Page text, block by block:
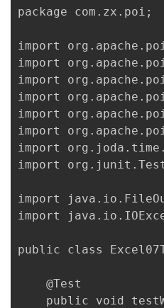
package com.zx.poi;
import
import
import
import
import
import
import
import
import
import
public class
@Test
public void